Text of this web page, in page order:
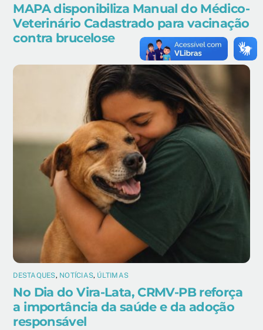
MAPA disponibiliza Manual do Médico-
Veterinário Cadastrado para vacinação
contra brucelose
DESTAQUES, NOTÍCIAS, ÚLTIMAS
No Dia do Vira-Lata, CRMV-PB reforça
a importância da saúde e da adoção
responsável